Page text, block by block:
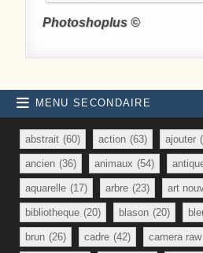
Photoshoplus ©
MENU SECONDAIRE
abstrait (60) action (63) ajouter
ancien (36) animaux (54)
aquarelle (17) arbre (23) art
bibliotheque (20) blason (20)
brun (26) cadre (42) camera raw